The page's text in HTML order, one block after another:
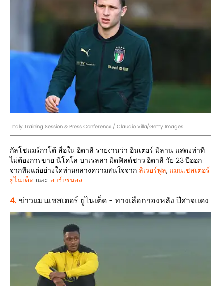
Italy Training Session & Press Conference / Claudio Villa/Getty Images
กัลโชแมร์กาโต้ สื่อใน อิตาลี รายงานว่า อินเตอร์ มิลาน แสดงท่าที
ไม่ต้องการขาย นิโคโล บาเรลลา มิดฟิลด์ชาว อิตาลี วัย 23 ปีออก
จากทีมแต่อย่างใดท่ามกลางความสนใจจาก ลิเวอร์พูล, แมนเชสเตอร์
ยูไนเต็ด และ อาร์เซนอล
4. ข่าวแมนเชสเตอร์ ยูไนเต็ด - ทางเลือกกองหลัง ปีศาจแดง